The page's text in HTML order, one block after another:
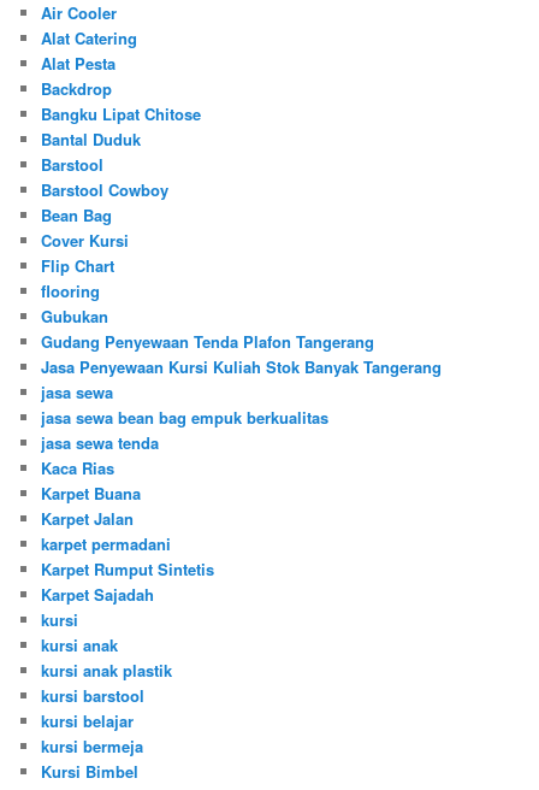
Air Cooler
Alat Catering
Alat Pesta
Backdrop
Bangku Lipat Chitose
Bantal Duduk
Barstool
Barstool Cowboy
Bean Bag
Cover Kursi
Flip Chart
flooring
Gubukan
Gudang Penyewaan Tenda Plafon Tangerang
Jasa Penyewaan Kursi Kuliah Stok Banyak Tangerang
jasa sewa
jasa sewa bean bag empuk berkualitas
jasa sewa tenda
Kaca Rias
Karpet Buana
Karpet Jalan
karpet permadani
Karpet Rumput Sintetis
Karpet Sajadah
kursi
kursi anak
kursi anak plastik
kursi barstool
kursi belajar
kursi bermeja
Kursi Bimbel